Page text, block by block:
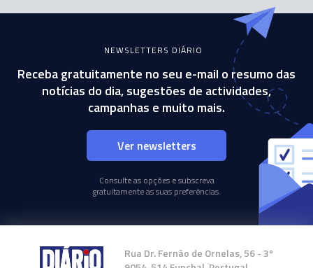
NEWSLETTERS DIÁRIO
Receba gratuitamente no seu e-mail o resumo das
notícias do dia, sugestões de actividades,
campanhas e muito mais.
Ver newsletters
Consulte as opções e subscreva
gratuitamente as suas preferências.
Rua Dr. Fernão de Ornelas, 56 - 3º